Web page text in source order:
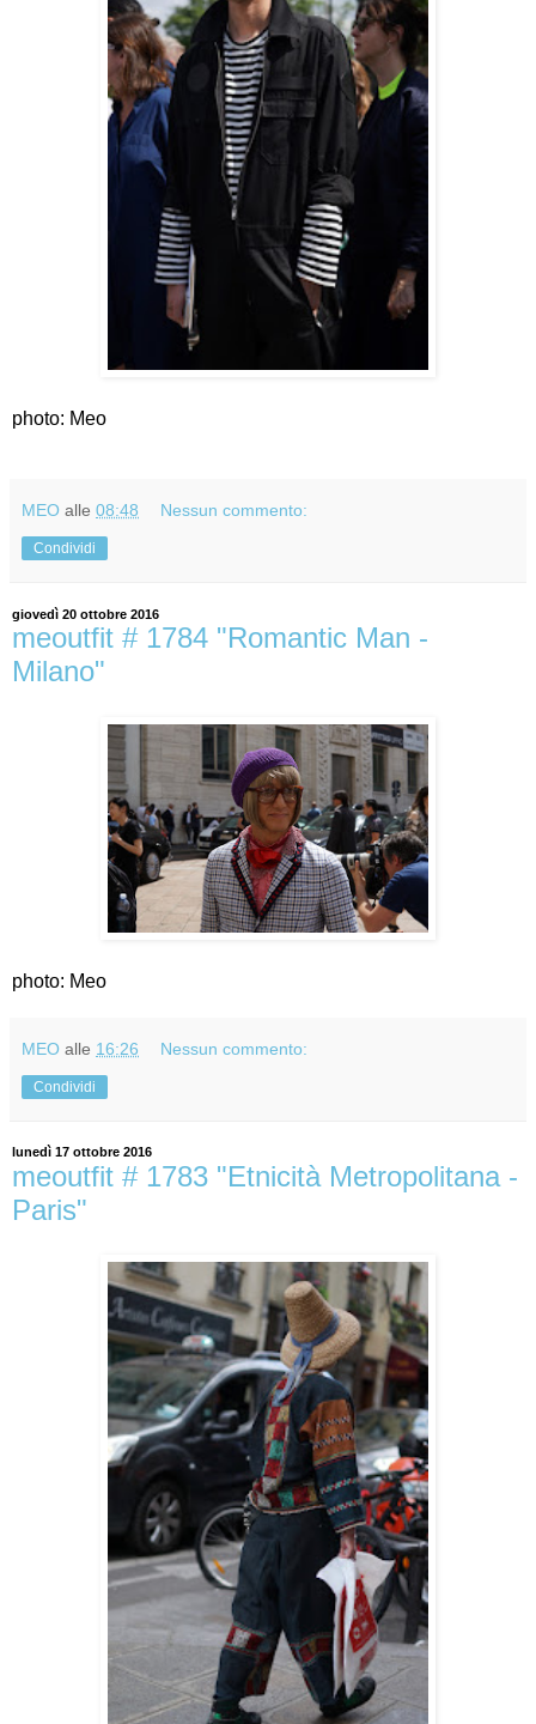
photo: Meo
MEO alle 08:48 Nessun commento:
Condividi
giovedì 20 ottobre 2016
meoutfit # 1784 "Romantic Man -
Milano"
photo: Meo
MEO alle 16:26 Nessun commento:
Condividi
lunedì 17 ottobre 2016
meoutfit # 1783 "Etnicità Metropolitana -
Paris"